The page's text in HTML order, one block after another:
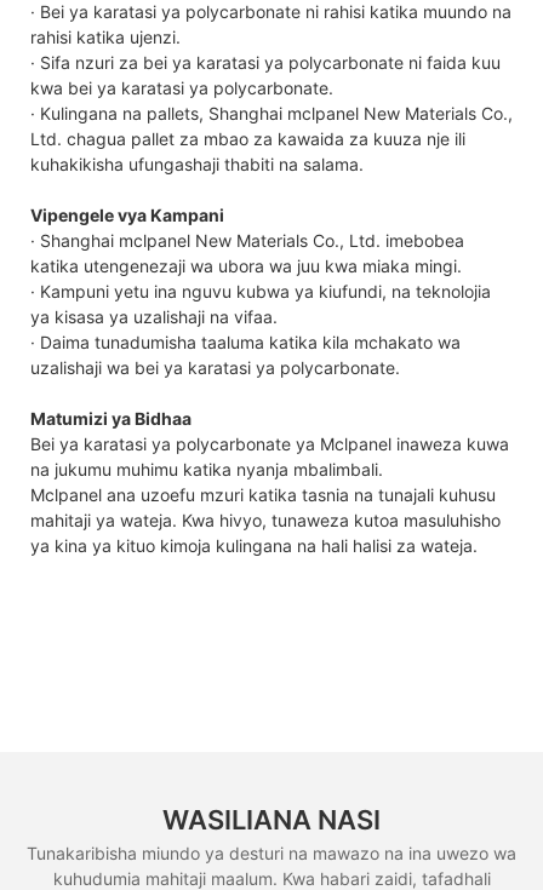
· Bei ya karatasi ya polycarbonate ni rahisi katika muundo na
rahisi katika ujenzi.
· Sifa nzuri za bei ya karatasi ya polycarbonate ni faida kuu
kwa bei ya karatasi ya polycarbonate.
· Kulingana na pallets, Shanghai mclpanel New Materials Co.,
Ltd. chagua pallet za mbao za kawaida za kuuza nje ili
kuhakikisha ufungashaji thabiti na salama.
Vipengele vya Kampani
· Shanghai mclpanel New Materials Co., Ltd. imebobea
katika utengenezaji wa ubora wa juu kwa miaka mingi.
· Kampuni yetu ina nguvu kubwa ya kiufundi, na teknolojia
ya kisasa ya uzalishaji na vifaa.
· Daima tunadumisha taaluma katika kila mchakato wa
uzalishaji wa bei ya karatasi ya polycarbonate.
Matumizi ya Bidhaa
Bei ya karatasi ya polycarbonate ya Mclpanel inaweza kuwa
na jukumu muhimu katika nyanja mbalimbali.
Mclpanel ana uzoefu mzuri katika tasnia na tunajali kuhusu
mahitaji ya wateja. Kwa hivyo, tunaweza kutoa masuluhisho
ya kina ya kituo kimoja kulingana na hali halisi za wateja.
WASILIANA NASI
Tunakaribisha miundo ya desturi na mawazo na ina uwezo wa
kuhudumia mahitaji maalum. Kwa habari zaidi, tafadhali